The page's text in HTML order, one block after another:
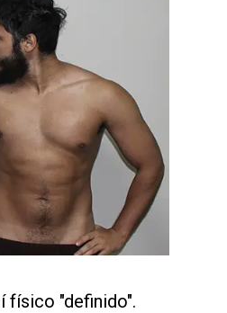
físico "definido".